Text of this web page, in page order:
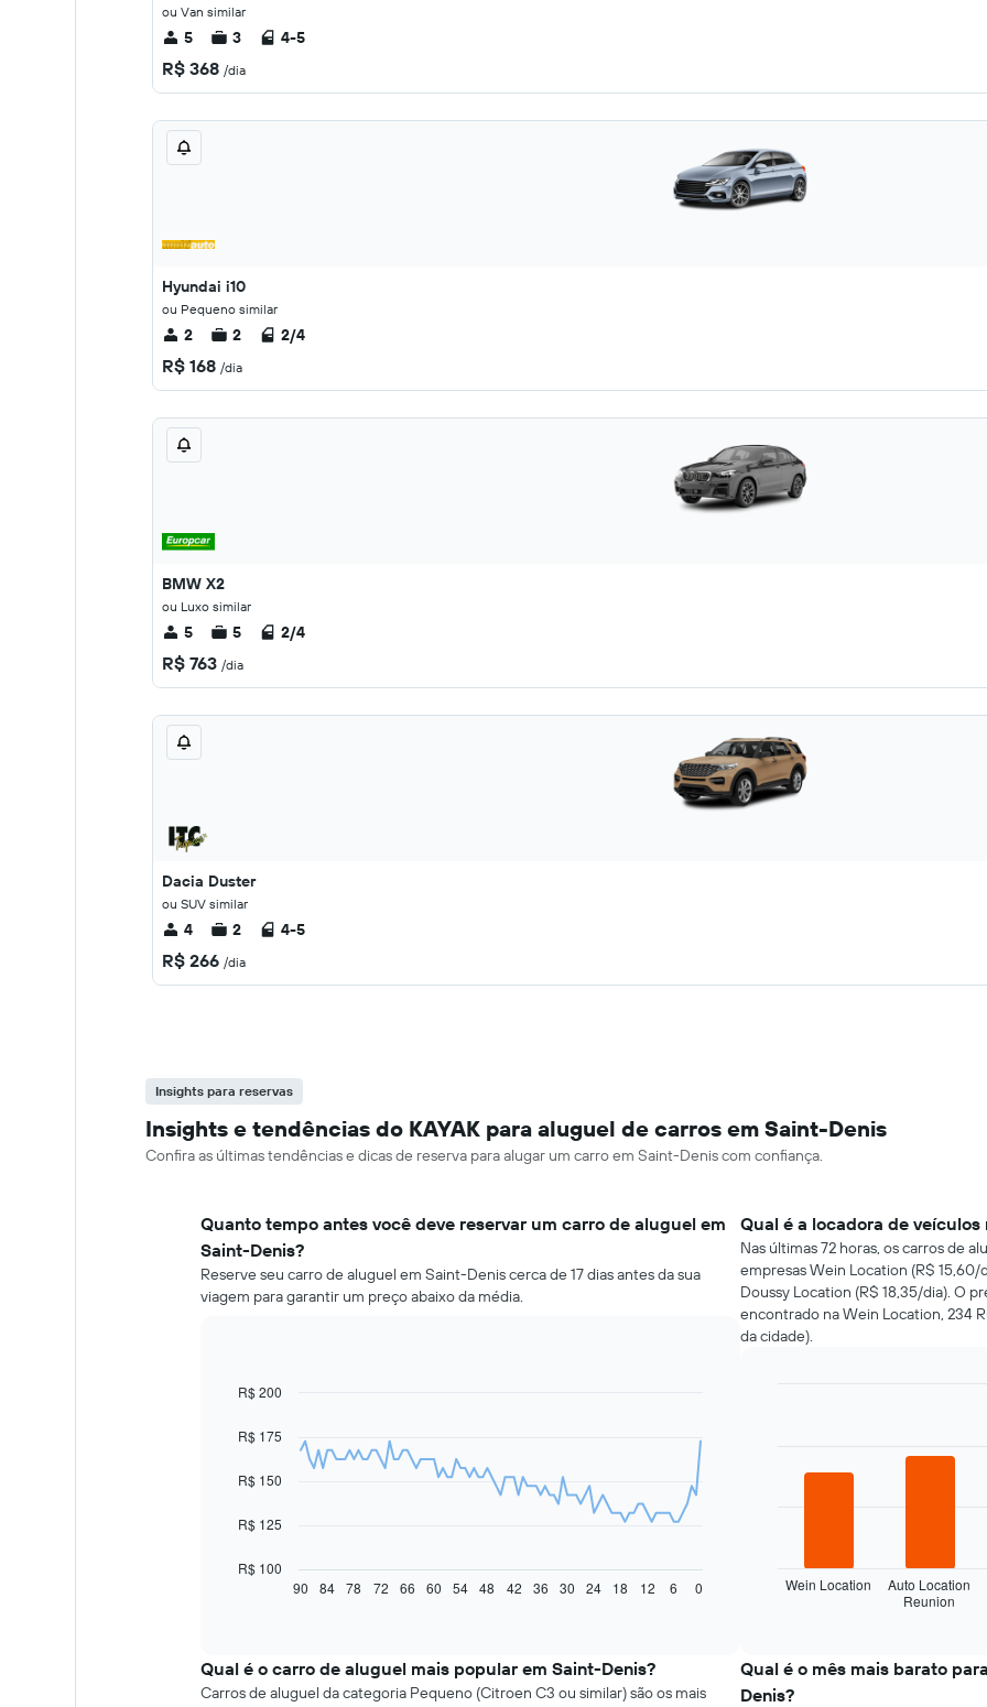
ou Van similar
5 3 4-5
R$ 368 /dia
Hyundai i10
ou Pequeno similar
2 2 2/4
R$ 168 /dia
BMW X2
ou Luxo similar
5 5 2/4
R$ 763 /dia
Dacia Duster
ou SUV similar
4 2 4-5
R$ 266 /dia
Insights para reservas
Insights e tendências do KAYAK para aluguel de carros em Saint-Denis
Confira as últimas tendências e dicas de reserva para alugar um carro em Saint-Denis com confiança.
Quanto tempo antes você deve reservar um carro de aluguel em
Saint-Denis?
Reserve seu carro de aluguel em Saint-Denis cerca de 17 dias antes da sua
viagem para garantir um preço abaixo da média.
Line
91
points.
O
preço
de
Chart
R$ 100
R$ 125
R$ 150
R$ 175
R$ 200
90 60 30 0
84 78 72 66 54 48 42 36 24 18 12 6
Qual é a locadora de
Nas últimas 72 horas, os carros de
empresas Wein Location (R$ 15,60/
Doussy Location (R$ 18,35/dia). O
encontrado na Wein Location, 234
da cidade).
seguir
empresas
de
Wein Location
Auto Location
Reunion
Qual é o carro de aluguel mais popular em Saint-Denis?
Carros de aluguel da categoria Pequeno (Citroen C3 ou similar) são os mais
Qual é o mês mais barato
Denis?